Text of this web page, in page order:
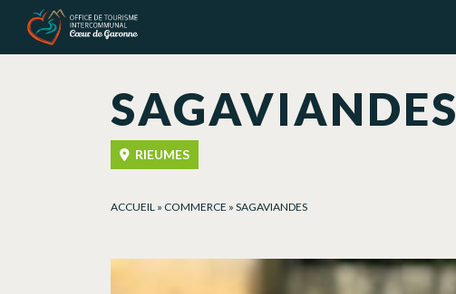
SAGAVIANDES
RIEUMES
ACCUEIL » COMMERCE » SAGAVIANDES
Panneau de gestion des cookies